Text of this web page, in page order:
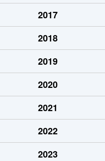
6,700万円 大森
8,300万円 立会
14,000万円 西大
13,000万円
7,400万円
33,000万円
2017
2018
2019
2020
2021
2022
2023